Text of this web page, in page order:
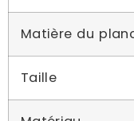
Matière du
Taille